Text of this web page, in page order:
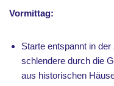
Vormittag:
Starte entspannt in der
schlendere durch die
aus historischen